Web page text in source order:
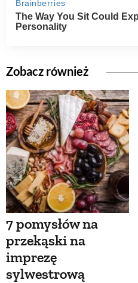
Zobacz również
7 pomysłów na
przekąski na
imprezę
sylwestrową